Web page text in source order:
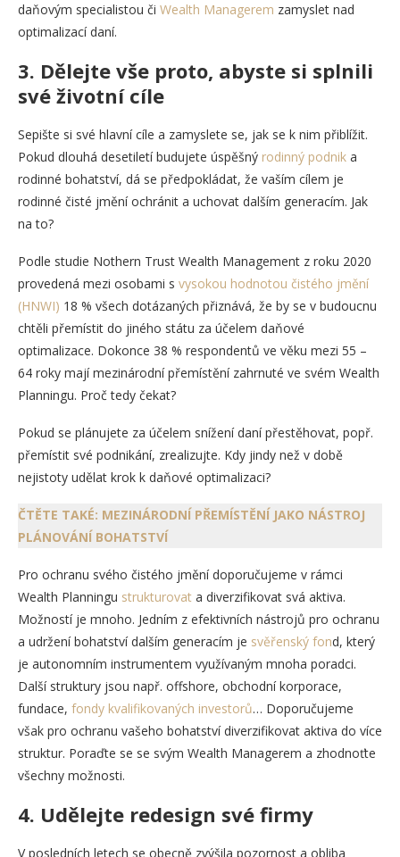
daňovým specialistou či Wealth Managerem zamyslet nad
optimalizací daní.
3. Dělejte vše proto, abyste si splnili
své životní cíle
Sepište si své hlavní cíle a zamyslete se, jak se k nim přiblížit.
Pokud dlouhá desetiletí budujete úspěšný rodinný podnik a
rodinné bohatství, dá se předpokládat, že vaším cílem je
rodinné čisté jmění ochránit a uchovat dalším generacím. Jak
na to?
Podle studie Nothern Trust Wealth Management z roku 2020
provedená mezi osobami s vysokou hodnotou čistého jmění
(HNWI) 18 % všech dotázaných přiznává, že by se v budoucnu
chtěli přemístit do jiného státu za účelem daňové
optimalizace. Dokonce 38 % respondentů ve věku mezi 55 –
64 roky mají mezinárodní přemístění zahrnuté ve svém Wealth
Planningu. Proč tedy čekat?
Pokud se plánujete za účelem snížení daní přestěhovat, popř.
přemístit své podnikání, zrealizujte. Kdy jindy než v době
nejistoty udělat krok k daňové optimalizaci?
ČTĚTE TAKÉ: MEZINÁRODNÍ PŘEMÍSTĚNÍ JAKO NÁSTROJ
PLÁNOVÁNÍ BOHATSTVÍ
Pro ochranu svého čistého jmění doporučujeme v rámci
Wealth Planningu strukturovat a diverzifikovat svá aktiva.
Možností je mnoho. Jedním z efektivních nástrojů pro ochranu
a udržení bohatství dalším generacím je svěřenský fond, který
je autonomním instrumentem využívaným mnoha poradci.
Další struktury jsou např. offshore, obchodní korporace,
fundace, fondy kvalifikovaných investorů… Doporučujeme
však pro ochranu vašeho bohatství diverzifikovat aktiva do více
struktur. Poraďte se se svým Wealth Managerem a zhodnoťte
všechny možnosti.
4. Udělejte redesign své firmy
V posledních letech se obecně zvýšila pozornost a obliba